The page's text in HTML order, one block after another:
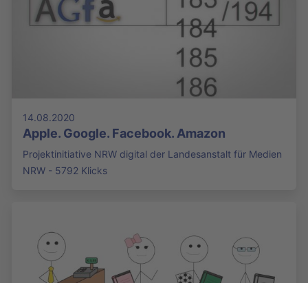
14.08.2020
Apple. Google. Facebook. Amazon
Projektinitiative NRW digital der Landesanstalt für Medien
NRW - 5792 Klicks